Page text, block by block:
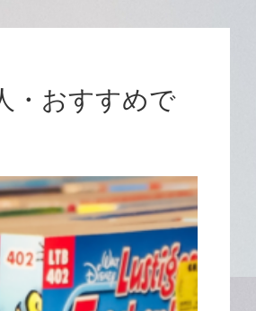
・おすすめで